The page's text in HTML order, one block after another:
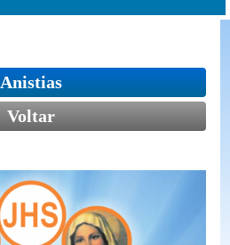
Anistias
Voltar